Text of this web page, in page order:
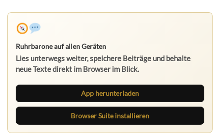
Ruhrbarone auf allen Geräten
Lies unterwegs weiter, speichere Beiträge und behalte
neue Texte direkt im Browser im Blick.
App herunterladen
Browser Suite installieren